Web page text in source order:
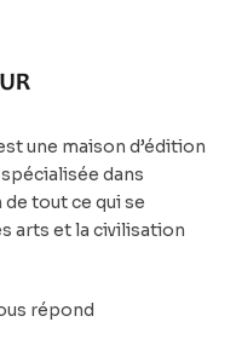
une maison d’édition
dans
tout ce qui se
arts et la civilisation
répond